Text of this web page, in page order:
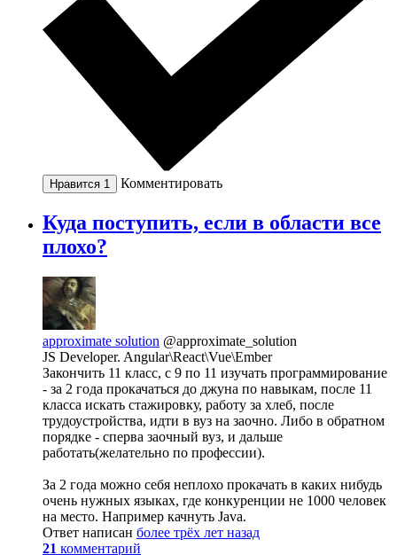
Нравится 1 Комментировать
Куда поступить, если в области все
плохо?
approximate solution @approximate_solution
JS Developer. Angular\React\Vue\Ember
Закончить 11 класс, с 9 по 11 изучать программирование
- за 2 года прокачаться до джуна по навыкам, после 11
класса искать стажировку, работу за хлеб, после
трудоустройства, идти в вуз на заочно. Либо в обратном
порядке - сперва заочный вуз, и дальше
работать(желательно по профессии).
За 2 года можно себя неплохо прокачать в каких нибудь
очень нужных языках, где конкуренции не 1000 человек
на место. Например качнуть Java.
Ответ написан более трёх лет назад
21 комментарий